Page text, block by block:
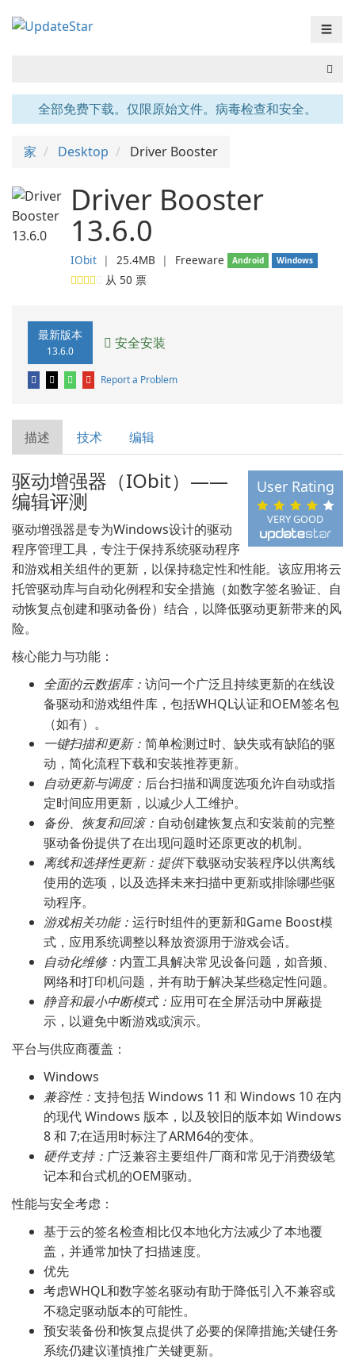
☰
全部免费下载。仅限原始文件。病毒检查和安全。
家 Desktop Driver Booster
Driver Booster
13.6.0
IObit ❘ 25.4MB ❘ Freeware Android Windows
从 50 票
最新版本
13.6.0 安全安装
Report a Problem
描述 技术 编辑
VERY GOOD
User Rating
驱动增强器（IObit）——
编辑评测
驱动增强器是专为Windows设计的驱动
程序管理工具，专注于保持系统驱动程序
和游戏相关组件的更新，以保持稳定性和性能。该应用将云
托管驱动库与自动化例程和安全措施（如数字签名验证、自
动恢复点创建和驱动备份）结合，以降低驱动更新带来的风
险。
核心能力与功能：
全面的云数据库： 访问一个广泛且持续更新的在线设
备驱动和游戏组件库，包括WHQL认证和OEM签名包
（如有）。
一键扫描和更新： 简单检测过时、缺失或有缺陷的驱
动，简化流程下载和安装推荐更新。
自动更新与调度： 后台扫描和调度选项允许自动或指
定时间应用更新，以减少人工维护。
备份、恢复和回滚： 自动创建恢复点和安装前的完整
驱动备份提供了在出现问题时还原更改的机制。
离线和选择性更新：提供下载驱动安装程序以供离线
使用的选项，以及选择未来扫描中更新或排除哪些驱
动程序。
游戏相关功能： 运行时组件的更新和Game Boost模
式，应用系统调整以释放资源用于游戏会话。
自动化维修： 内置工具解决常见设备问题，如音频、
网络和打印机问题，并有助于解决某些稳定性问题。
静音和最小中断模式： 应用可在全屏活动中屏蔽提
示，以避免中断游戏或演示。
平台与供应商覆盖：
Windows
兼容性： 支持包括 Windows 11 和 Windows 10 在内
的现代 Windows 版本，以及较旧的版本如 Windows
8 和 7;在适用时标注了ARM64的变体。
硬件支持： 广泛兼容主要组件厂商和常见于消费级笔
记本和台式机的OEM驱动。
性能与安全考虑：
基于云的签名检查相比仅本地化方法减少了本地覆
盖，并通常加快了扫描速度。
优先
考虑WHQL和数字签名驱动有助于降低引入不兼容或
不稳定驱动版本的可能性。
预安装备份和恢复点提供了必要的保障措施;关键任务
系统仍建议谨慎推广关键更新。